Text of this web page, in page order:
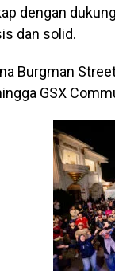
dengan
dan solid.
Burgman
GSX